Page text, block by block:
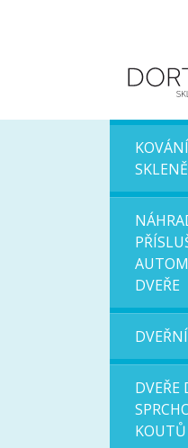
DVEŘE
DVEŘE
KOUTŮ